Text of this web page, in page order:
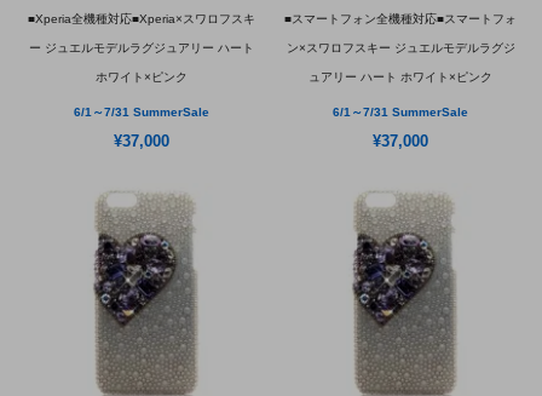
■Xperia全機種対応■Xperia×スワロフスキ
ー ジュエルモデルラグジュアリー ハート
ホワイト×ピンク
6/1～7/31 SummerSale
¥37,000
■スマートフォン全機種対応■スマートフォ
ン×スワロフスキー ジュエルモデルラグジ
ュアリー ハート ホワイト×ピンク
6/1～7/31 SummerSale
¥37,000